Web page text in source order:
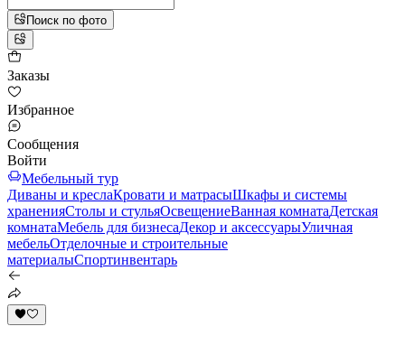
Поиск по фото
Заказы
Избранное
Сообщения
Войти
Мебельный тур
Диваны и креслаКровати и матрасыШкафы и системы
храненияСтолы и стульяОсвещениеВанная комнатаДетская
комнатаМебель для бизнесаДекор и аксессуарыУличная
мебельОтделочные и строительные
материалыСпортинвентарь